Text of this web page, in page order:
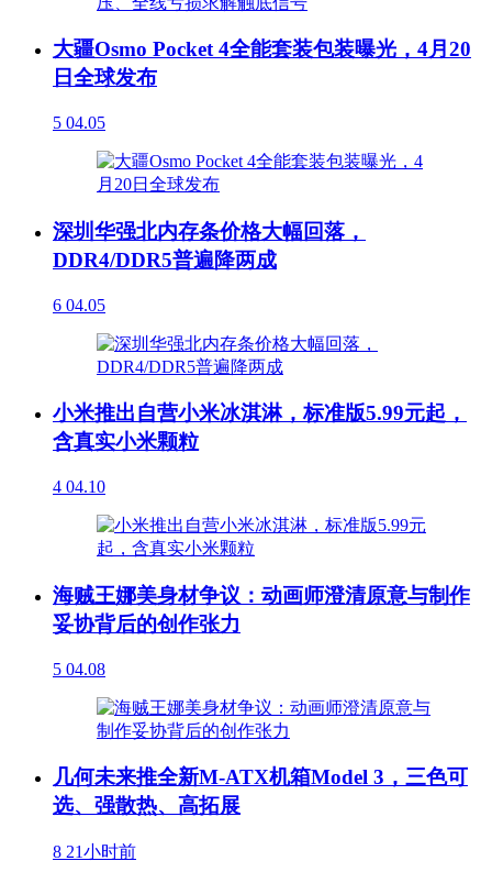
大疆Osmo Pocket 4全能套装包装曝光，4月20
日全球发布
5 04.05
深圳华强北内存条价格大幅回落，
DDR4/DDR5普遍降两成
6 04.05
小米推出自营小米冰淇淋，标准版5.99元起，
含真实小米颗粒
4 04.10
海贼王娜美身材争议：动画师澄清原意与制作
妥协背后的创作张力
5 04.08
几何未来推全新M-ATX机箱Model 3，三色可
选、强散热、高拓展
8 21小时前